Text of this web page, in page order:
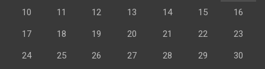
10 11 12 13 14 15 16
17 18 19 20 21 22 23
24 25 26 27 28 29 30